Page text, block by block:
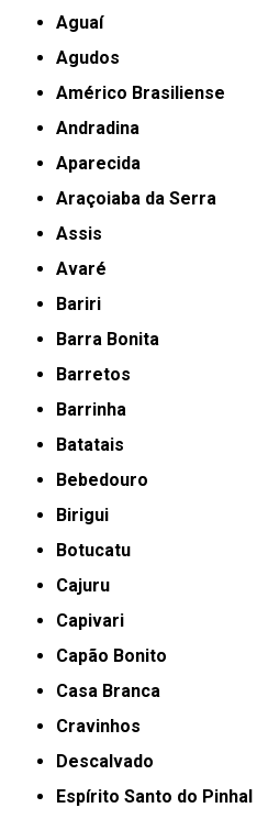
Aguaí
Agudos
Américo Brasiliense
Andradina
Aparecida
Araçoiaba da Serra
Assis
Avaré
Bariri
Barra Bonita
Barretos
Barrinha
Batatais
Bebedouro
Birigui
Botucatu
Cajuru
Capivari
Capão Bonito
Casa Branca
Cravinhos
Descalvado
Espírito Santo do Pinhal